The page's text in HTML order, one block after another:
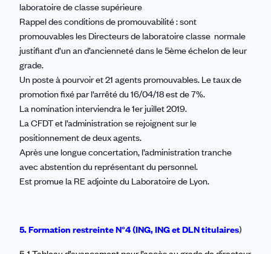
laboratoire de classe supérieure
Rappel des conditions de promouvabilité : sont
promouvables les Directeurs de laboratoire classe normale
justifiant d’un an d’ancienneté dans le 5ème échelon de leur
grade.
Un poste à pourvoir et 21 agents promouvables. Le taux de
promotion fixé par l’arrêté du 16/04/18 est de 7%.
La nomination interviendra le 1er juillet 2019.
La CFDT et l’administration se rejoignent sur le
positionnement de deux agents.
Après une longue concertation, l’administration tranche
avec abstention du représentant du personnel.
Est promue la RE adjointe du Laboratoire de Lyon.
5. Formation restreinte N°4 (ING, ING et DLN titulaires)